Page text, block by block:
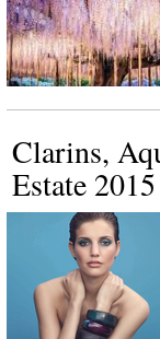
Clarins,
Estate